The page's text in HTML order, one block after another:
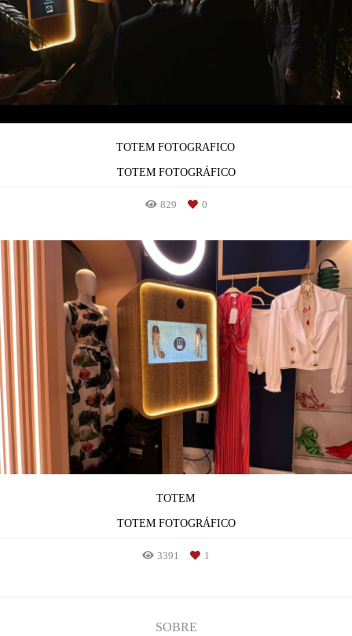
TOTEM FOTOGRAFICO
TOTEM FOTOGRÁFICO
829 0
TOTEM
TOTEM FOTOGRÁFICO
3391 1
SOBRE